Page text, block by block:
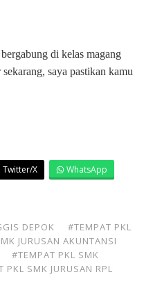
di kelas magang
saya pastikan kamu
Twitter/X
WhatsApp
DEPOK
#TEMPAT PKL
JURUSAN AKUNTANSI
#TEMPAT PKL SMK
PKL SMK JURUSAN RPL